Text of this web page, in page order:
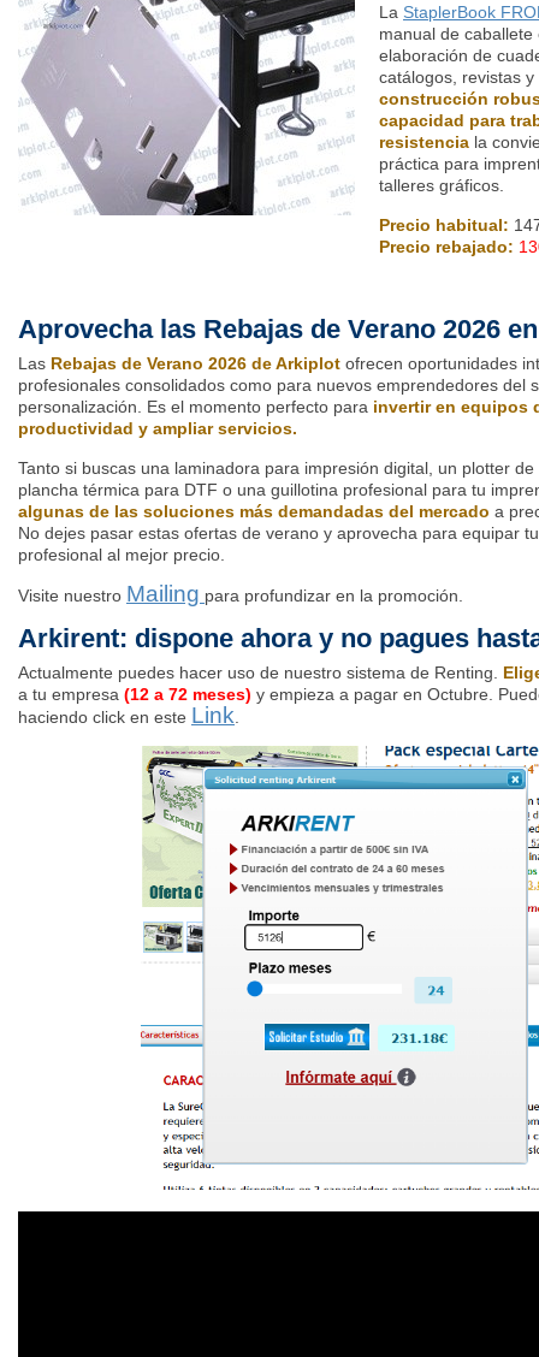
La StaplerBook
manual de
elaboración de
catálogos, revistas
construcción
capacidad para
resistencia la
práctica para
talleres gráficos.
Precio habitual:
Precio rebajado:
Aprovecha las Rebajas de Verano 2026
Las Rebajas de Verano 2026 de Arkiplot ofrecen oportunidades
profesionales consolidados como para nuevos emprendedores del
personalización. Es el momento perfecto para invertir en equipos
productividad y ampliar servicios.
Tanto si buscas una laminadora para impresión digital, un plotter
plancha térmica para DTF o una guillotina profesional para tu
algunas de las soluciones más demandadas del mercado a
No dejes pasar estas ofertas de verano y aprovecha para equipar
profesional al mejor precio.
Visite nuestro Mailing para profundizar en la promoción.
Arkirent: dispone ahora y no pagues
Actualmente puedes hacer uso de nuestro sistema de Renting.
a tu empresa (12 a 72 meses) y empieza a pagar en Octubre.
haciendo click en este Link